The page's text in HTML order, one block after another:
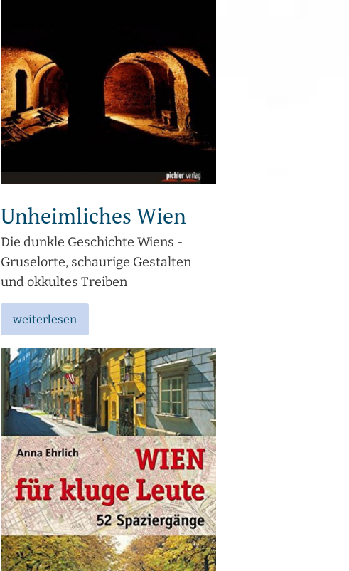
Unheimliches Wien
Die dunkle Geschichte Wiens -
Gruselorte, schaurige Gestalten
und okkultes Treiben
weiterlesen